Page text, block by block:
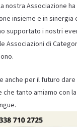
nostra Associazione
insieme e in sinergia
supportato i nostri
Associazioni di
anche per il futuro
che tanto amiamo con